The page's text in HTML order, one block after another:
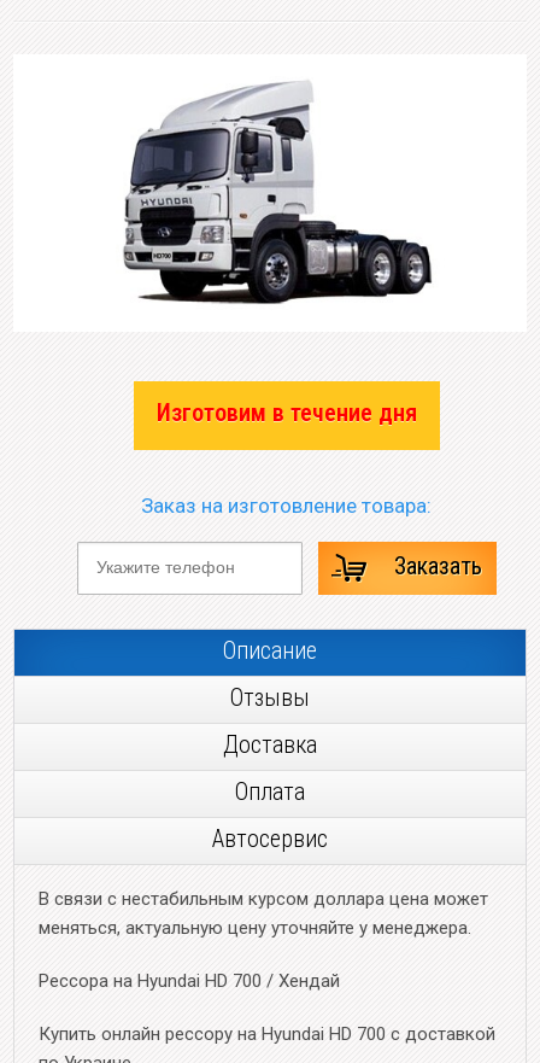
Изготовим в течение дня
Заказ на изготовление товара:
Заказать
Описание
Отзывы
Доставка
Оплата
Автосервис
В связи с нестабильным курсом доллара цена может
меняться, актуальную цену уточняйте у менеджера.
Рессора на Hyundai HD 700 / Хендай
Купить онлайн рессору на Hyundai HD 700 с доставкой